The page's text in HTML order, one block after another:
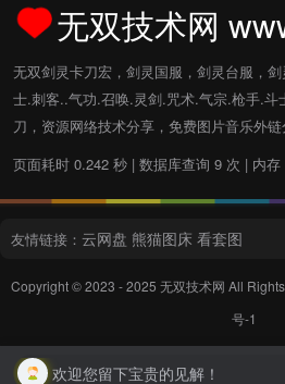
欢迎您留下宝贵的见解！
无双技术网
无双剑灵卡刀宏，剑灵国服，剑灵台服，
士.刺客..气功.召唤.灵剑.咒术.气宗.枪手.斗
刀，资源网络技术分享，免费图片音乐外链
页面耗时 0.242 秒 | 数据库查询 9 次 | 内存
友情链接： 云网盘 熊猫图床 看套图
Copyright © 2023 - 2025 无双技术网 All
号-1